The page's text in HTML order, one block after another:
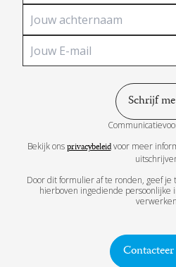
Bekijk onsprivacybeleidvoor meer
Door dit formulier af te ronden, geef je
hierboven ingediende persoonlijke